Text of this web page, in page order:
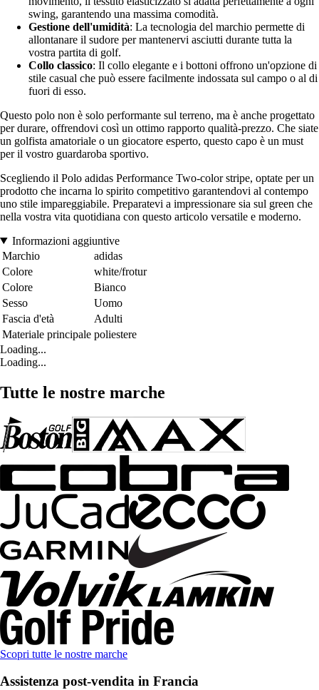
swing, garantendo una massima comodità.
Gestione dell'umidità: La tecnologia del marchio permette di
allontanare il sudore per mantenervi asciutti durante tutta la
vostra partita di golf.
Collo classico: Il collo elegante e i bottoni offrono un'opzione di
stile casual che può essere facilmente indossata sul campo o al di
fuori di esso.
Questo polo non è solo performante sul terreno, ma è anche progettato
per durare, offrendovi così un ottimo rapporto qualità-prezzo. Che siate
un golfista amatoriale o un giocatore esperto, questo capo è un must
per il vostro guardaroba sportivo.
Scegliendo il Polo adidas Performance Two-color stripe, optate per un
prodotto che incarna lo spirito competitivo garantendovi al contempo
uno stile impareggiabile. Preparatevi a impressionare sia sul green che
nella vostra vita quotidiana con questo articolo versatile e moderno.
Informazioni aggiuntive
Marchio
adidas
Colore
white/frotur
Colore
Bianco
Sesso
Uomo
Fascia d'età
Adulti
Materiale principale poliestere
Loading...
Loading...
Tutte le nostre marche
Scopri tutte le nostre marche
Assistenza post-vendita in Francia